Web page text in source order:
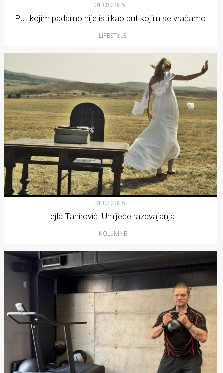
01.08.2026.
Put kojim padamo nije isti kao put kojim se vraćamo
LIFESTYLE
31.07.2026.
Lejla Tahirović: Umijeće razdvajanja
KOLUMNE